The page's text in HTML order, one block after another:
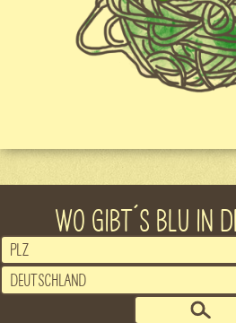
WO GIBT´S BLU IN